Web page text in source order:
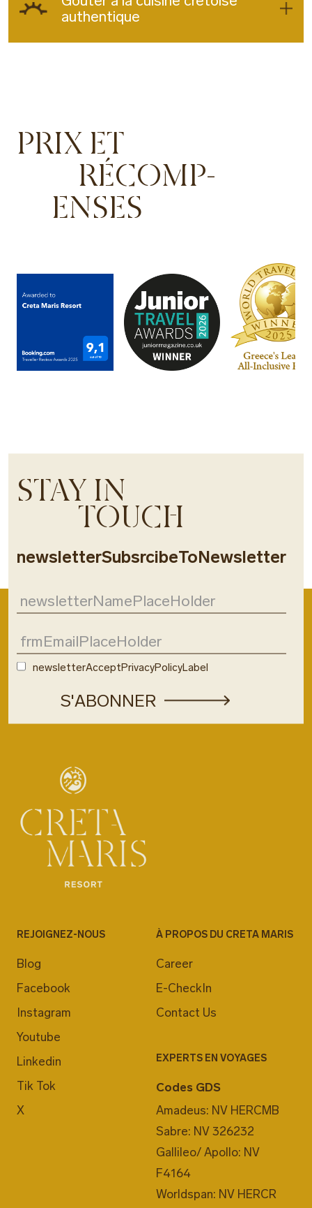
authentique
PRIX ET
RÉCOMP-
ENSES
STAY IN
TOUCH
newsletterSubsrcibeToNewsletter
newsletterAcceptPrivacyPolicyLabel
REJOIGNEZ-NOUS
Blog
Facebook
Instagram
Youtube
Linkedin
Tik Tok
X
À PROPOS DU CRETA MARIS
Career
E-CheckIn
Contact Us
EXPERTS EN VOYAGES
Codes GDS
Amadeus: NV HERCMB
Sabre: NV 326232
Gallileo/ Apollo: NV
F4164
Worldspan: NV HERCR